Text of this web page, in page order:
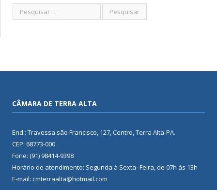
CÂMARA DE TERRA ALTA
End.: Travessa são Francisco, 127, Centro, Terra Alta-PA.
CEP: 68773-000
Fone: (91) 98414-9398
Horário de atendimento: Segunda à Sexta- Feira, de 07h às 13h
E-mail: cmterraalta@hotmail.com